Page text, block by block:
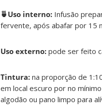
🍵Uso interno: Infusão
fervente, após abafar por 15
Uso externo: pode ser feito
Tintura: na proporção de
em local escuro por no
algodão ou pano limpo para